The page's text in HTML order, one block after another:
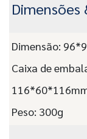
Dimensões
Dimensão:
Caixa de
Peso: 300g